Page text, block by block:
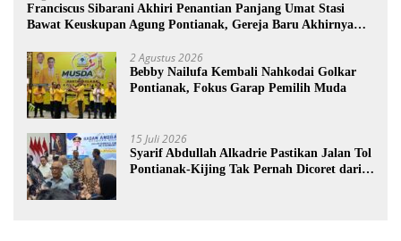
Franciscus Sibarani Akhiri Penantian Panjang Umat Stasi
Bawat Keuskupan Agung Pontianak, Gereja Baru Akhirnya
2 Agustus 2026
Bebby Nailufa Kembali Nahkodai Golkar
Pontianak, Fokus Garap Pemilih Muda
15 Juli 2026
Syarif Abdullah Alkadrie Pastikan Jalan Tol
Pontianak-Kijing Tak Pernah Dicoret dari